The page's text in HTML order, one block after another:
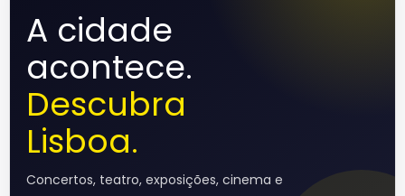
A cidade
acontece.
Descubra
Lisboa.
Concertos, teatro, exposições, cinema e